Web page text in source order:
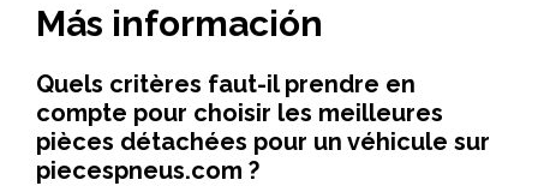
Más información
Quels critères faut-il prendre en
compte pour choisir les meilleures
pièces détachées pour un véhicule sur
piecespneus.com ?